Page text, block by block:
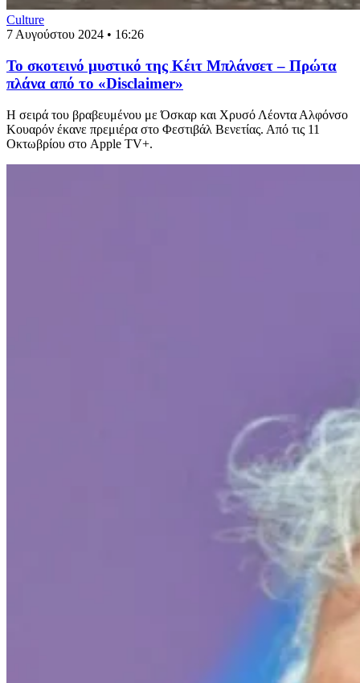
Culture
7 Αυγούστου 2024 • 16:26
Το σκοτεινό μυστικό της Κέιτ Μπλάνσετ – Πρώτα
πλάνα από το «Disclaimer»
Η σειρά του βραβευμένου με Όσκαρ και Χρυσό Λέοντα Αλφόνσο
Κουαρόν έκανε πρεμιέρα στο Φεστιβάλ Βενετίας. Από τις 11
Οκτωβρίου στο Apple TV+.